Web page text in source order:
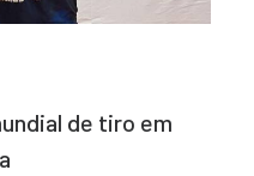
de tiro em